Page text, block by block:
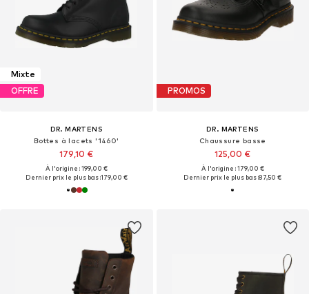
Mixte
OFFRE
DR. MARTENS
Bottes à lacets '1460'
179,10 €
À l'origine : 199,00 €
Dernier prix le plus bas :179,00 €
PROMOS
DR. MARTENS
Chaussure basse
125,00 €
À l'origine : 179,00 €
Dernier prix le plus bas :87,50 €